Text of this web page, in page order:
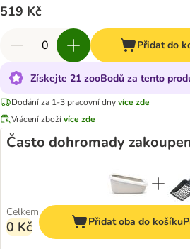
519 Kč
Přidat do
Získejte 21 zooBodů za tento
Dodání za 1-3 pracovní dnyvíce zde
Vrácení zbožívíce zde
Často dohromady
Celkem
0 Kč Přidat oba do košíku